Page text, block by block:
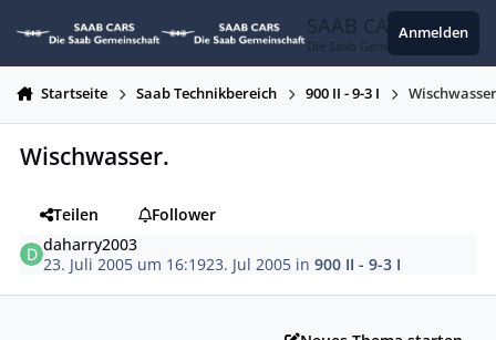
SAAB CARS
Die Saab Gemeinschaft
Anmelden
Startseite Saab Technikbereich 900 II - 9-3 I
Wischwasser.
Teilen
Follower
daharry2003
23. Juli 2005 um 16:1923. Jul 2005 in900 II - 9-3 I